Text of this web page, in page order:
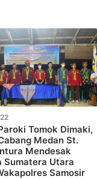
Tomok Dimaki,
Medan St.
Mendesak
Sumatera Utara
Samosir